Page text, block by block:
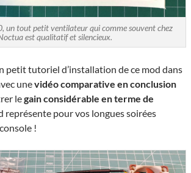
un tout petit ventilateur qui comme souvent chez
est qualitatif et silencieux.
petit tutoriel d’installation de ce mod dans
unevidéo comparative en conclusion
legain considérable en terme de
représente pour vos longues soirées
!